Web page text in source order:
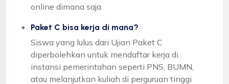
online dimana saja
Paket C bisa kerja di mana?
Siswa yang lulus dari Ujian Paket C
diperbolehkan untuk mendaftar kerja di
instansi pemerintahan seperti PNS, BUMN,
atau melanjutkan kuliah di perguruan tinggi